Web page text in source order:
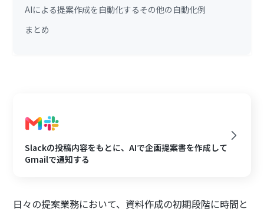
AIによる提案作成を自動化するその他の自動化例
まとめ
Slackの投稿内容をもとに、AIで企画提案書を作成して
Gmailで通知する
日々の提案業務において、資料作成の初期段階に時間と